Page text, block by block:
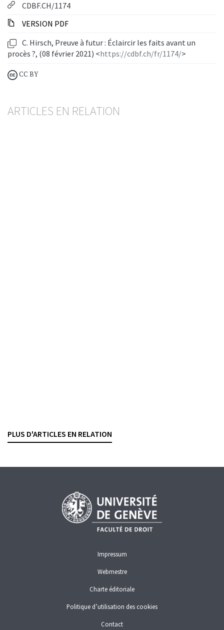
CDBF.CH/1174
VERSION PDF
C. Hirsch, Preuve à futur : Éclaircir les faits avant un
procès ?, (08 février 2021) <https://cdbf.ch/fr/1174/>
CC BY
ARTICLES EN RELATION
PLUS D'ARTICLES EN RELATION
Impressum
Webmestre
Charte éditoriale
Politique d’utilisation des cookies
Contact